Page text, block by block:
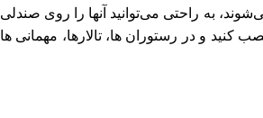
به راحتی می‌توانید آنها را روی صندلی
کنید و در رستوران ها، تالارها، مهمانی ها